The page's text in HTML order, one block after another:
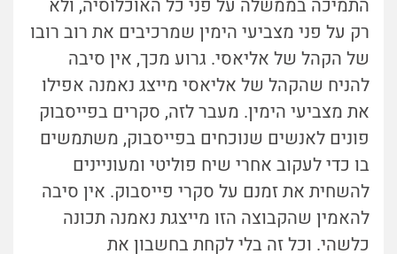
התמיכה בממשלה על פני כל האוכלוסיה, ולא
רק על פני מצביעי הימין שמרכיבים את רוב רובו
של הקהל של אליאסי. גרוע מכך, אין סיבה
להניח שהקהל של אליאסי מייצג נאמנה אפילו
את מצביעי הימין. מעבר לזה, סקרים בפייסבוק
פונים לאנשים שנוכחים בפייסבוק, משתמשים
בו כדי לעקוב אחרי שיח פוליטי ומעוניינים
להשחית את זמנם על סקרי פייסבוק. אין סיבה
להאמין שהקבוצה הזו מייצגת נאמנה תכונה
כלשהי. וכל זה בלי לקחת בחשבון את